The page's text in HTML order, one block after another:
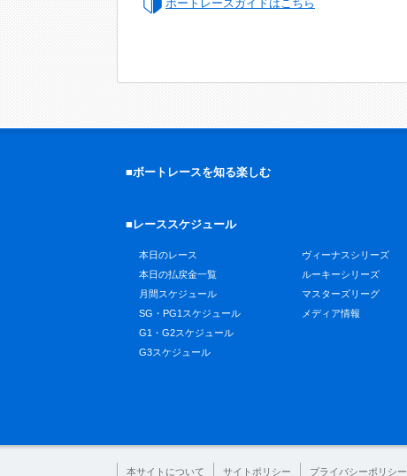
ボートレースガイドはこちら
■ボートレースを知る楽しむ
■レーススケジュール
本日のレース
本日の払戻金一覧
月間スケジュール
SG・PG1スケジュール
G1・G2スケジュール
G3スケジュール
ヴィーナスシリーズ
ルーキーシリーズ
マスターズリーグ
メディア情報
本サイトについて サイトポリシー プライバシーポリシー